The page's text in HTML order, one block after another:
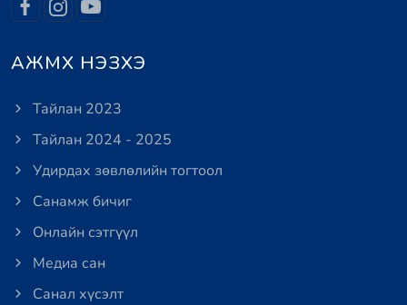
АЖМХ НЭЗХЭ
Тайлан 2023
Тайлан 2024 - 2025
Удирдах зөвлөлийн тогтоол
Санамж бичиг
Онлайн сэтгүүл
Медиа сан
Санал хүсэлт